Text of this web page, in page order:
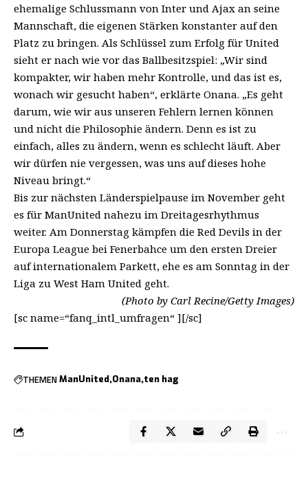
ehemalige Schlussmann von Inter und Ajax an seine
Mannschaft, die eigenen Stärken konstanter auf den
Platz zu bringen. Als Schlüssel zum Erfolg für United
sieht er nach wie vor das Ballbesitzspiel: „Wir sind
kompakter, wir haben mehr Kontrolle, und das ist es,
wonach wir gesucht haben“, erklärte Onana. „Es geht
darum, wie wir aus unseren Fehlern lernen können
und nicht die Philosophie ändern. Denn es ist zu
einfach, alles zu ändern, wenn es schlecht läuft. Aber
wir dürfen nie vergessen, was uns auf dieses hohe
Niveau bringt.“
Bis zur nächsten Länderspielpause im November geht
es für ManUnited nahezu im Dreitagesrhythmus
weiter. Am Donnerstag kämpfen die Red Devils in der
Europa League bei Fenerbahce um den ersten Dreier
auf internationalem Parkett, ehe es am Sonntag in der
Liga zu West Ham United geht.
(Photo by Carl Recine/Getty Images)
[sc name=“fanq_intl_umfragen“ ][/sc]
THEMENManUnited Onana ten hag